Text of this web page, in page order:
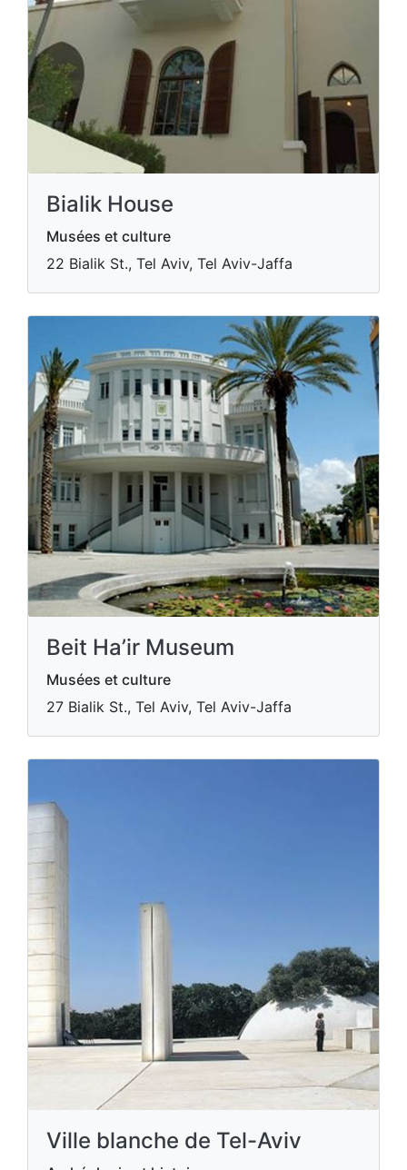
Bialik House
Musées et culture
22 Bialik St., Tel Aviv, Tel Aviv-Jaffa
Beit Ha’ir Museum
Musées et culture
27 Bialik St., Tel Aviv, Tel Aviv-Jaffa
Ville blanche de Tel-Aviv